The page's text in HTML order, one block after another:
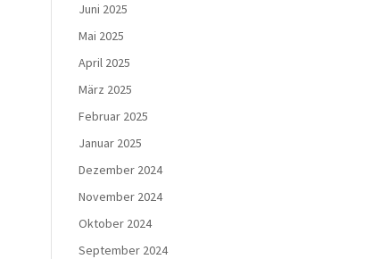
Juni 2025
Mai 2025
April 2025
März 2025
Februar 2025
Januar 2025
Dezember 2024
November 2024
Oktober 2024
September 2024